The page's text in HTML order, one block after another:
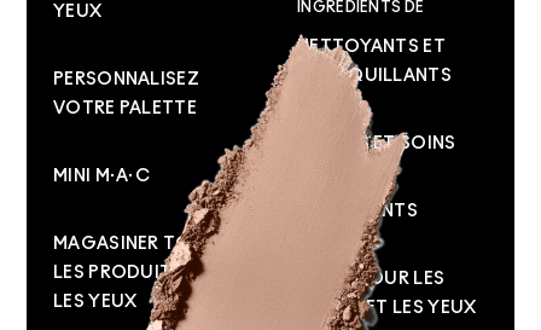
YEUX
PERSONNALISEZ
VOTRE PALETTE
MINI M·A·C
MAGASINER TOUS
LES PRODUITS POUR
LES YEUX
INGRÉDIENTS DE
NETTOYANTS ET
DÉMAQUILLANTS
SÉRUMS ET SOINS
HYDRATANTS
SOINS POUR LES
LÈVRES ET LES YEUX